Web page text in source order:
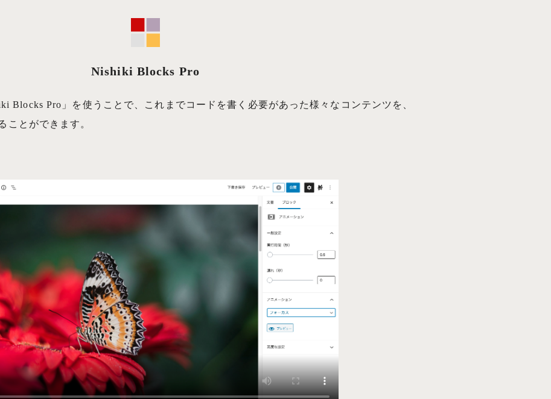
Nishiki Blocks Pro
Blocks Pro」を使うことで、これまでコードを書く必要があった様々なコンテンツを、
ことができます。